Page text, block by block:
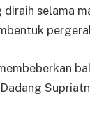
diraih selama